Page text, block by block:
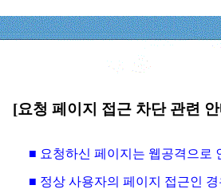
[요청 페이지 접근 차단 관련
■ 요청하신 페이지는 웹공격으로
■ 정상 사용자의 페이지 접근인